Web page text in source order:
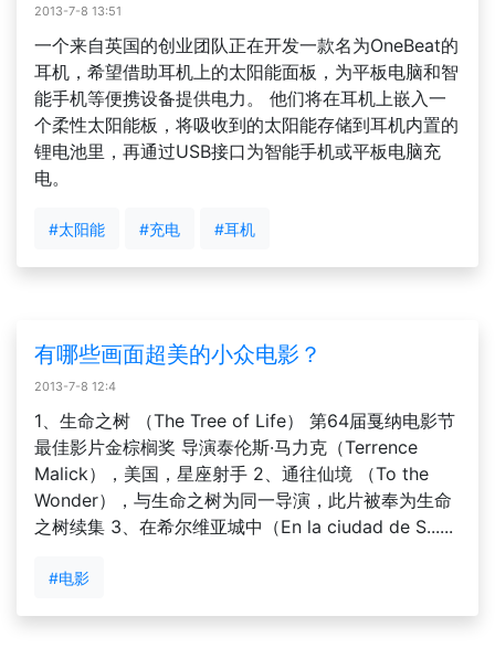
2013-7-8 13:51
一个来自英国的创业团队正在开发一款名为OneBeat的
耳机，希望借助耳机上的太阳能面板，为平板电脑和智
能手机等便携设备提供电力。 他们将在耳机上嵌入一
个柔性太阳能板，将吸收到的太阳能存储到耳机内置的
锂电池里，再通过USB接口为智能手机或平板电脑充
电。
#太阳能 #充电 #耳机
有哪些画面超美的小众电影？
2013-7-8 12:4
1、生命之树 （The Tree of Life） 第64届戛纳电影节
最佳影片金棕榈奖 导演泰伦斯·马力克（Terrence
Malick），美国，星座射手 2、通往仙境 （To the
Wonder），与生命之树为同一导演，此片被奉为生命
之树续集 3、在希尔维亚城中（En la ciudad de S......
#电影